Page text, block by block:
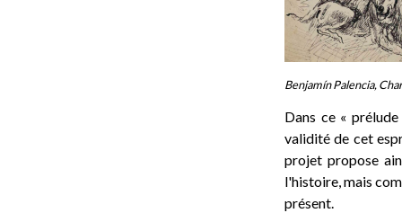
Benjamín Palencia,
Dans ce «
validité de cet
projet propose
l'histoire, mais
présent.